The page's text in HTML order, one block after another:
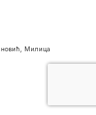
Милица